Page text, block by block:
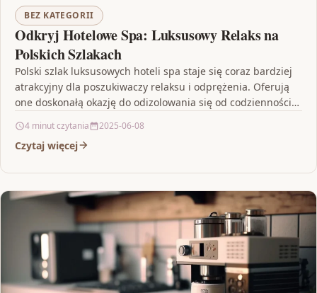
BEZ KATEGORII
Odkryj Hotelowe Spa: Luksusowy Relaks na
Polskich Szlakach
Polski szlak luksusowych hoteli spa staje się coraz bardziej
atrakcyjny dla poszukiwaczy relaksu i odprężenia. Oferują
one doskonałą okazję do odizolowania się od codzienności…
4 minut czytania 2025-06-08
Czytaj więcej